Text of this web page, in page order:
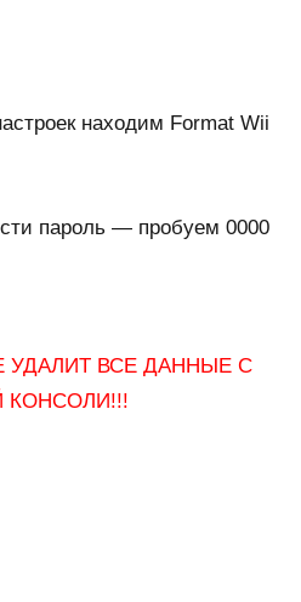
находим Format Wii
пароль — пробуем 0000
УДАЛИТ ВСЕ ДАННЫЕ С
КОНСОЛИ!!!